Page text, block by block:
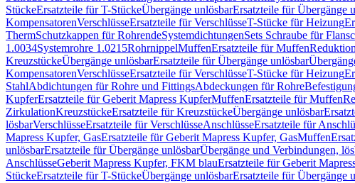
StückeErsatzteile für T-StückeÜbergänge unlösbarErsatzteile für Übergänge
KompensatorenVerschlüsseErsatzteile für VerschlüsseT-Stücke für Heizung
ThermSchutzkappen für RohrendeSystemdichtungenSets Schraube für
1.0034Systemrohre 1.0215RohrnippelMuffenErsatzteile für Muffen
KreuzstückeÜbergänge unlösbarErsatzteile für Übergänge unlösbar
KompensatorenVerschlüsseErsatzteile für VerschlüsseT-Stücke für Heizung
StahlAbdichtungen für Rohre und FittingsAbdeckungen für Rohre
KupferErsatzteile für Geberit Mapress KupferMuffenErsatzteile für Muffen
ZirkulationKreuzstückeErsatzteile für KreuzstückeÜbergänge unlösbar
lösbarVerschlüsseErsatzteile für VerschlüsseAnschlüsseErsatzteile für
Mapress Kupfer, GasErsatzteile für Geberit Mapress Kupfer, GasMuffen
unlösbarErsatzteile für Übergänge unlösbarÜbergänge und Verbindungen,
AnschlüsseGeberit Mapress Kupfer, FKM blauErsatzteile für Geberit
StückeErsatzteile für T-StückeÜbergänge unlösbarErsatzteile für Übergänge